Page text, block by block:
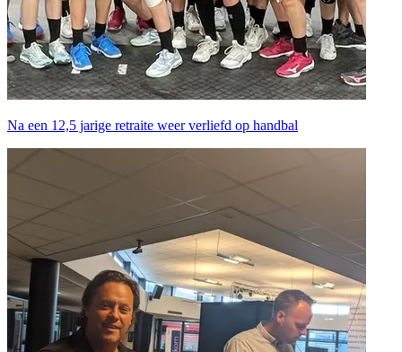
Na een 12,5 jarige retraite weer verliefd op handbal